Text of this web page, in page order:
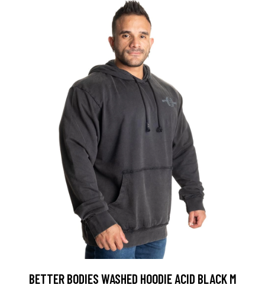
BETTER BODIES WASHED HOODIE ACID BLACK M